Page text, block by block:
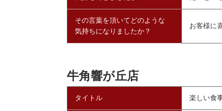
その言葉を頂いてどのような
気持ちになりましたか？
お客様に
牛角響が丘店
タイトル 楽しい食